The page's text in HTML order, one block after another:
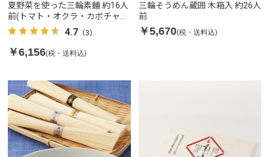
夏野菜を使った三輪素麺 約16人
前(トマト・オクラ・カボチャ・
白)
4.7 （3）
￥6,156(税・送料込)
三輪そうめん蔵囲 木箱入 約26人
前
￥5,670(税・送料込)